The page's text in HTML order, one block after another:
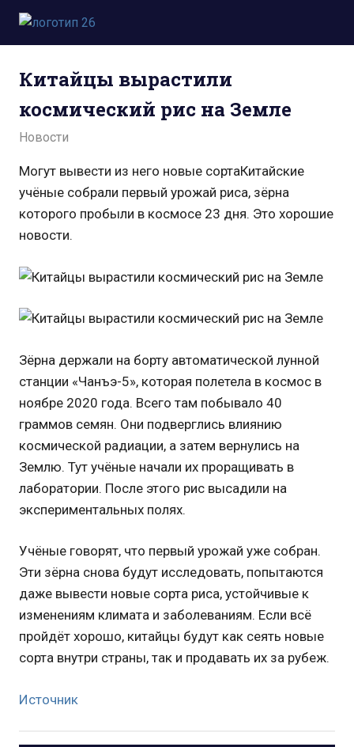
Пропустить
перейти
содержимому
космосе.
фото,
юмор,
знаний.
Китайцы вырастили
космический рис на Земле
14.07.2021
admin
Новости
Могут вывести из него новые сортаКитайские
учёные собрали первый урожай риса, зёрна
которого пробыли в космосе 23 дня. Это хорошие
новости.
Зёрна держали на борту автоматической лунной
станции «Чанъэ-5», которая полетела в космос в
ноябре 2020 года. Всего там побывало 40
граммов семян. Они подверглись влиянию
космической радиации, а затем вернулись на
Землю. Тут учёные начали их проращивать в
лаборатории. После этого рис высадили на
экспериментальных полях.
Учёные говорят, что первый урожай уже собран.
Эти зёрна снова будут исследовать, попытаются
даже вывести новые сорта риса, устойчивые к
изменениям климата и заболеваниям. Если всё
пройдёт хорошо, китайцы будут как сеять новые
сорта внутри страны, так и продавать их за рубеж.
Источник